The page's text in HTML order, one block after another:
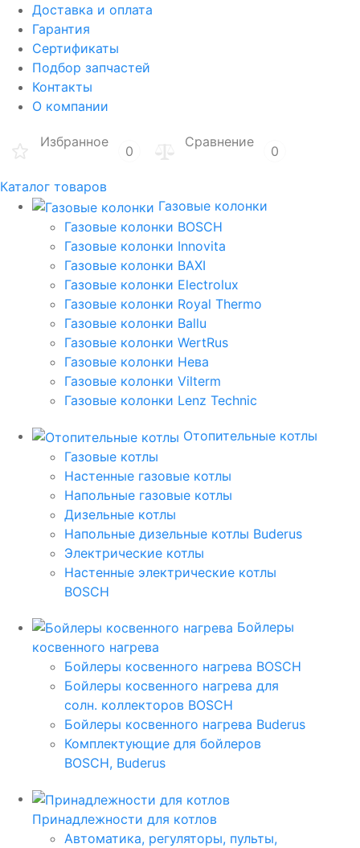
Доставка и оплата
Гарантия
Сертификаты
Подбор запчастей
Контакты
О компании
Избранное
0
Сравнение
0
Каталог товаров
Газовые колонки
Газовые колонки BOSCH
Газовые колонки Innovita
Газовые колонки BAXI
Газовые колонки Electrolux
Газовые колонки Royal Thermo
Газовые колонки Ballu
Газовые колонки WertRus
Газовые колонки Нева
Газовые колонки Vilterm
Газовые колонки Lenz Technic
Отопительные котлы
Газовые котлы
Настенные газовые котлы
Напольные газовые котлы
Дизельные котлы
Напольные дизельные котлы Buderus
Электрические котлы
Настенные электрические котлы
BOSCH
Бойлеры
косвенного нагрева
Бойлеры косвенного нагрева BOSCH
Бойлеры косвенного нагрева для
солн. коллекторов BOSCH
Бойлеры косвенного нагрева Buderus
Комплектующие для бойлеров
BOSCH, Buderus
Принадлежности для котлов
Автоматика, регуляторы, пульты,